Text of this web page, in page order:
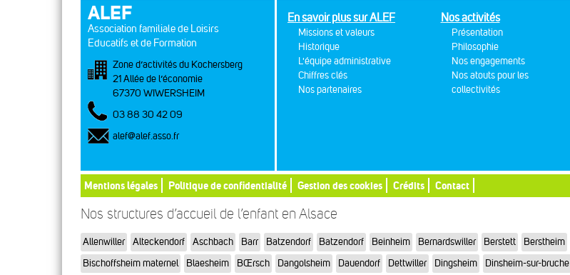
ALEF
Association familiale de Loisirs
Educatifs et de Formation
Zone d’activités du Kochersberg
21 Allée de l’économie
67370 WIWERSHEIM
03 88 30 42 09
alef@alef.asso.fr
En savoir plus sur ALEF
Missions et valeurs
Historique
L'équipe administrative
Chiffres clés
Nos partenaires
Nos activités
Présentation
Philosophie
Nos engagements
Nos atouts pour les
collectivités
Mentions légales Politique de confidentialité Gestion des cookies Crédits Contact
Nos structures d’accueil de l’enfant en Alsace
Allenwiller Alteckendorf Aschbach Barr Batzendorf Batzendorf Beinheim Bernardswiller Berstett Berstheim
Bischoffsheim maternel
Blaesheim BŒrsch Dangolsheim Dauendorf Dettwiller Dingsheim Dinsheim-sur-bruche